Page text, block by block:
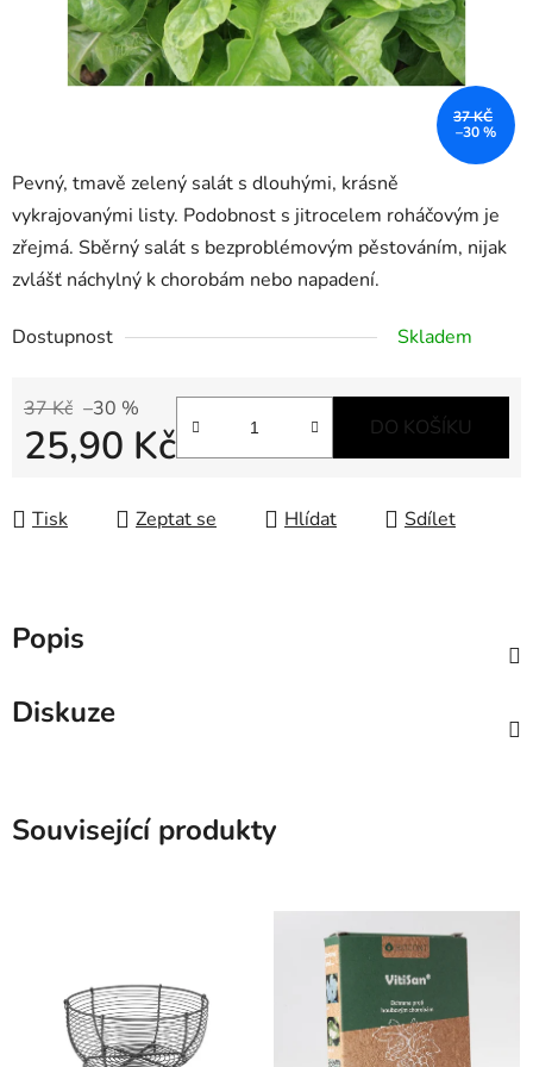
Pevný, tmavě zelený salát s dlouhými, krásně
vykrajovanými listy. Podobnost s jitrocelem roháčovým je
zřejmá. Sběrný salát s bezproblémovým pěstováním, nijak
zvlášť náchylný k chorobám nebo napadení.
Dostupnost Skladem
37 Kč –30 %
25,90 Kč DO KOŠÍKU
Tisk Zeptat se Hlídat Sdílet
37 KČ
–30 %
Popis
Diskuze
Související produkty